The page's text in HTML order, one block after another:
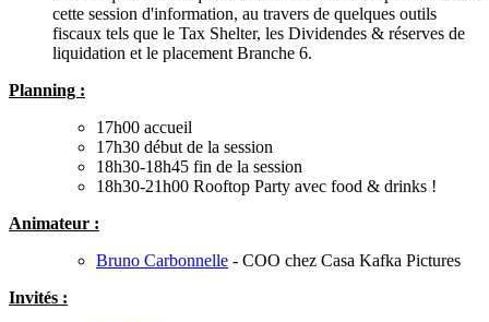
cette session d'information, au travers de quelques outils
fiscaux tels que le Tax Shelter, les Dividendes & réserves de
liquidation et le placement Branche 6.
Planning :
17h00 accueil
17h30 début de la session
18h30-18h45 fin de la session
18h30-21h00 Rooftop Party avec food & drinks !
Animateur :
Bruno Carbonnelle - COO chez Casa Kafka Pictures
Invités :